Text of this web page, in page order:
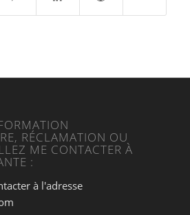
RÉCLAMATION OU
ME CONTACTER À
:
à l'adresse